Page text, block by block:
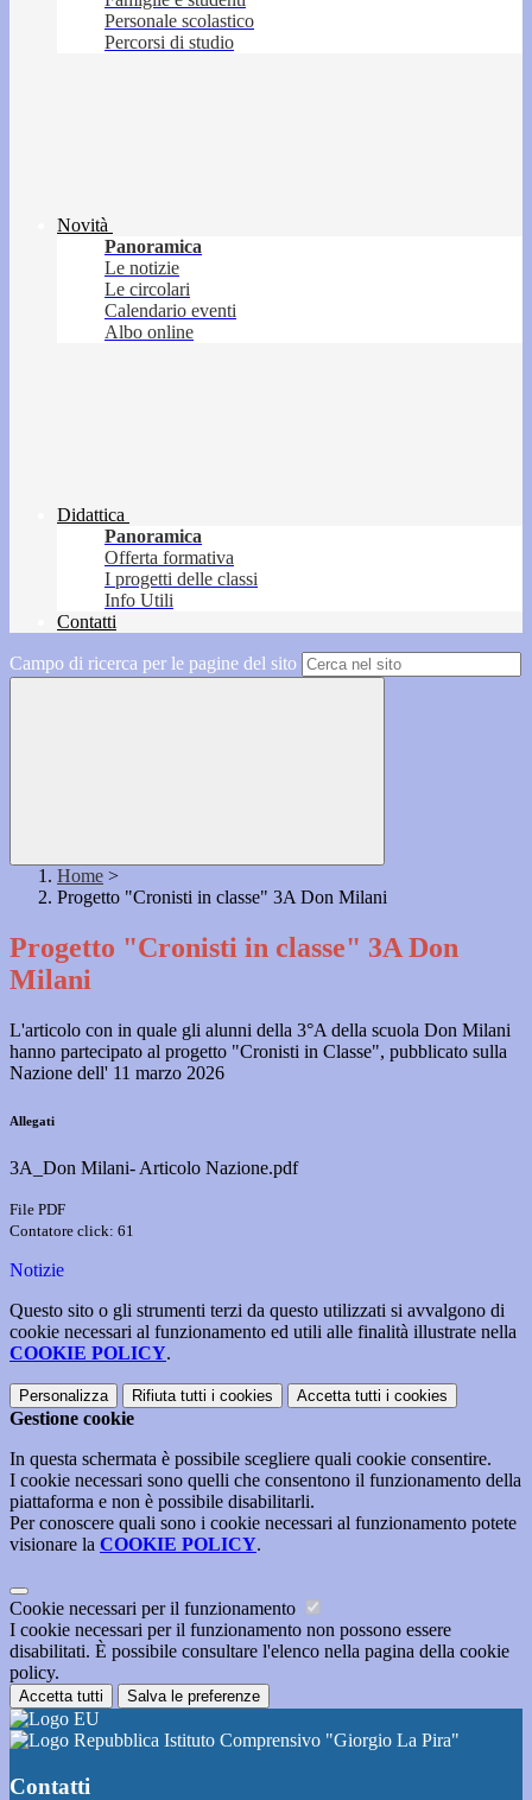
Personale scolastico
Percorsi di studio
Novità
Panoramica
Le notizie
Le circolari
Calendario eventi
Albo online
Didattica
Panoramica
Offerta formativa
I progetti delle classi
Info Utili
Contatti
Campo di ricerca per le pagine del sito
Home >
Progetto "Cronisti in classe" 3A Don Milani
Progetto "Cronisti in classe" 3A Don
Milani
L'articolo con in quale gli alunni della 3°A della scuola Don Milani
hanno partecipato al progetto "Cronisti in Classe", pubblicato sulla
Nazione dell' 11 marzo 2026
Allegati
3A_Don Milani- Articolo Nazione.pdf
File PDF
Contatore click: 61
Notizie
Questo sito o gli strumenti terzi da questo utilizzati si avvalgono di
cookie necessari al funzionamento ed utili alle finalità illustrate nella
COOKIE POLICY.
Personalizza Rifiuta tutti i cookies Accetta tutti i cookies
Gestione cookie
In questa schermata è possibile scegliere quali cookie consentire.
I cookie necessari sono quelli che consentono il funzionamento della
piattaforma e non è possibile disabilitarli.
Per conoscere quali sono i cookie necessari al funzionamento potete
visionare la COOKIE POLICY.
Cookie necessari per il funzionamento
I cookie necessari per il funzionamento non possono essere
disabilitati. È possibile consultare l'elenco nella pagina della cookie
policy.
Accetta tutti Salva le preferenze
Istituto Comprensivo "Giorgio La Pira"
Contatti